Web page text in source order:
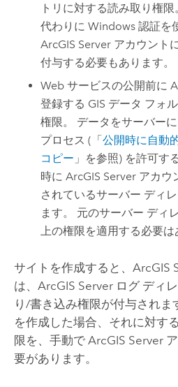
トリに対する読み取り権
代わりにWindows 認証を
ArcGIS Server アカウント
付与する必要もあります。
Web サービスの公開前に
登録する GIS データ フォ
権限。 データをサーバー
プロセス (「公開時に自動
コピー 」を参照) を許可す
時にArcGIS Server アカウ
されているサーバー ディ
ます。 元のサーバー ディ
上の権限を適用する必要は
サイトを作成すると、 ArcGIS
は、 ArcGIS Serverログ ディ
り/書き込み権限が付与されま
を作成した場合、それに対す
限を、手動で ArcGIS Serverア
要があります。